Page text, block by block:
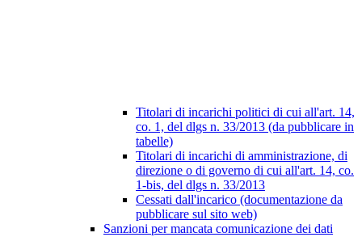
Titolari di incarichi politici di cui all'art. 14,
co. 1, del dlgs n. 33/2013 (da pubblicare in
tabelle)
Titolari di incarichi di amministrazione, di
direzione o di governo di cui all'art. 14, co.
1-bis, del dlgs n. 33/2013
Cessati dall'incarico (documentazione da
pubblicare sul sito web)
Sanzioni per mancata comunicazione dei dati